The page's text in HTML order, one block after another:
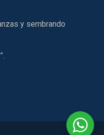
y sembrando